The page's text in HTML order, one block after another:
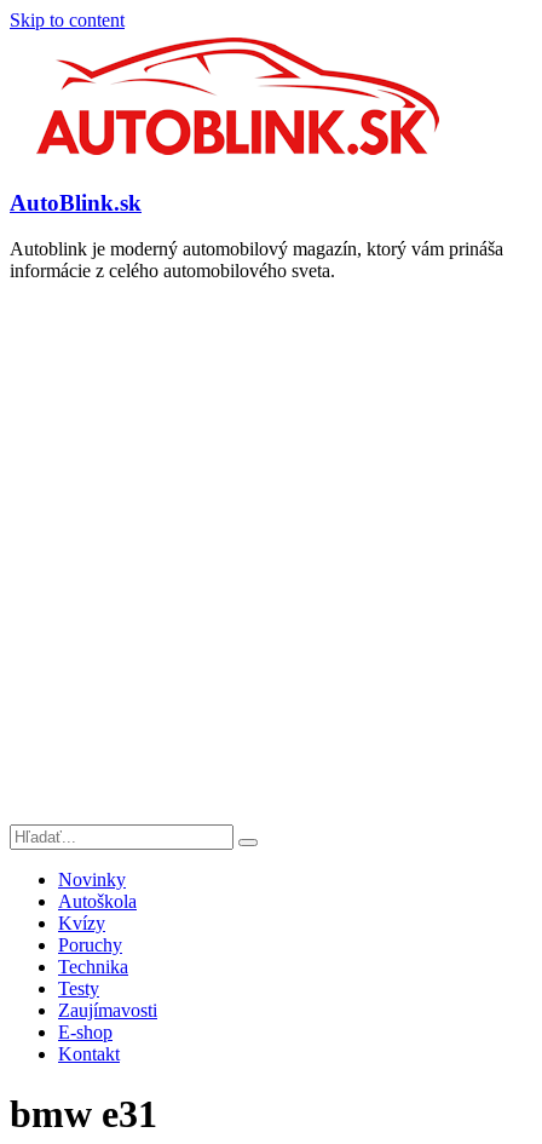
Skip to content
AutoBlink.sk
Autoblink je moderný automobilový magazín, ktorý vám prináša
informácie z celého automobilového sveta.
Novinky
Autoškola
Kvízy
Poruchy
Technika
Testy
Zaujímavosti
E-shop
Kontakt
bmw e31